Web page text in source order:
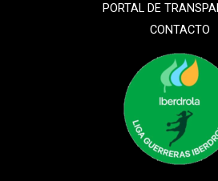
PORTAL DE
CONTACTO